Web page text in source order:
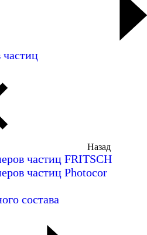
частиц
Назад
частиц FRITSCH
частиц Photocor
состава